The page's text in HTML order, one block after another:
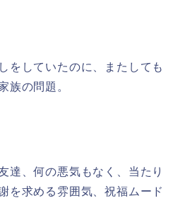
をしていたのに、またしても
族の問題。
達、何の悪気もなく、当たり
を求める雰囲気、祝福ムード